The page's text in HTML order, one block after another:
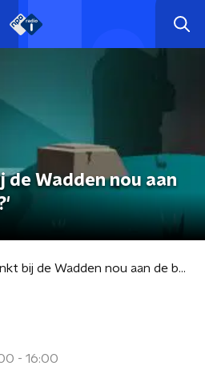
de Wadden nou aan
'Wie denkt bij de Wadden nou aan de bezetting?'
- 16:00